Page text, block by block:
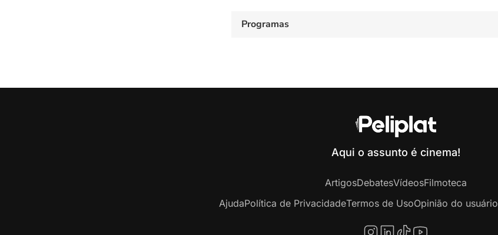
Programas
Aqui o assunto é cinema!
ArtigosDebatesVídeosFilmoteca
AjudaPolítica de PrivacidadeTermos de UsoOpinião do usuário